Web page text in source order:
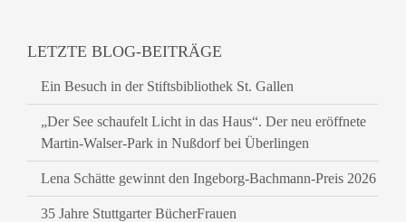
LETZTE BLOG-BEITRÄGE
Ein Besuch in der Stiftsbibliothek St. Gallen
„Der See schaufelt Licht in das Haus“. Der neu eröffnete
Martin-Walser-Park in Nußdorf bei Überlingen
Lena Schätte gewinnt den Ingeborg-Bachmann-Preis 2026
35 Jahre Stuttgarter BücherFrauen